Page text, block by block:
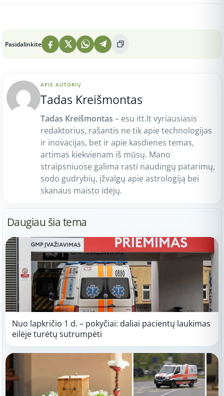
Pasidalinkite
APIE AUTORIŲ
Tadas Kreišmontas
Tadas Kreišmontas – esu itt.lt vyriausiasis
redaktorius, rašantis ne tik apie technologijas
ir inovacijas, bet ir apie kasdienes temas,
artimas kiekvienam iš mūsų. Mano
straipsniuose galima rasti naudingų patarimų,
sodo gudrybių, įžvalgų apie astrologiją bei
skanaus maisto idėjų.
Daugiau šia tema
Nuo lapkričio 1 d. – pokyčiai: daliai pacientų laukimas
eilėje turėtų sutrumpėti